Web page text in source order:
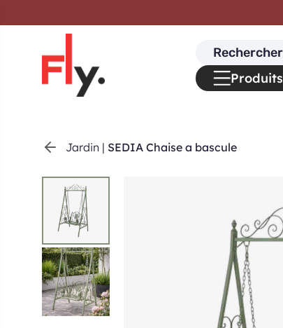
Jardin | SEDIA Chaise a bascule
Search
for:
Produits